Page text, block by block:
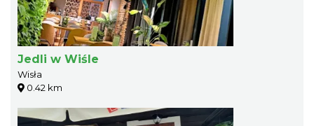
Jedli w Wiśle
Wisła
0.42 km